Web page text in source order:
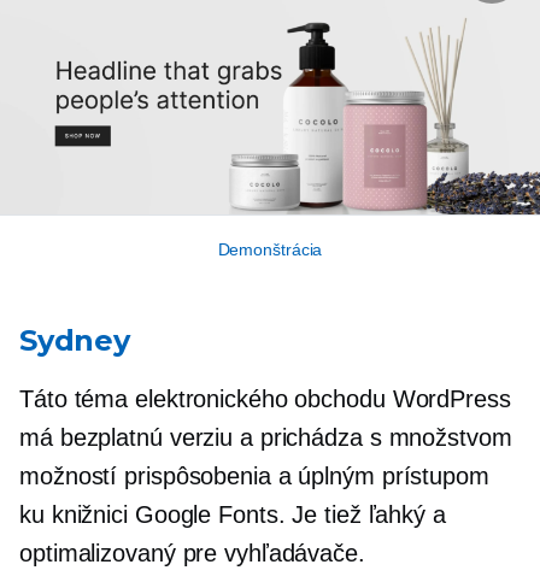
Demonštrácia
Sydney
Táto téma elektronického obchodu WordPress
má bezplatnú verziu a prichádza s množstvom
možností prispôsobenia a úplným prístupom
ku knižnici Google Fonts. Je tiež ľahký a
optimalizovaný pre vyhľadávače.